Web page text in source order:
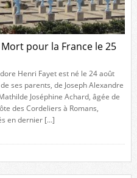
pour la France le 25
Henri Fayet est né le 24 août
ses parents, de Joseph Alexandre
Joséphine Achard, âgée de
des Cordeliers à Romans,
en dernier […]